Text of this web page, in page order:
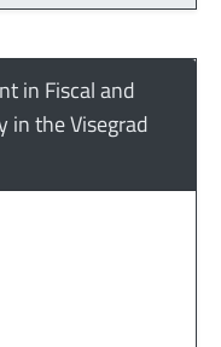
in Fiscal and
in the Visegrad